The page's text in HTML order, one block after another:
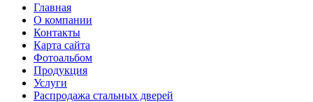
Главная
О компании
Контакты
Карта сайта
Фотоальбом
Продукция
Услуги
Распродажа стальных дверей